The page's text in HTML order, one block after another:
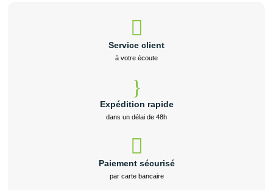
Service client
à votre écoute
Expédition rapide
dans un délai de 48h
Paiement sécurisé
par carte bancaire